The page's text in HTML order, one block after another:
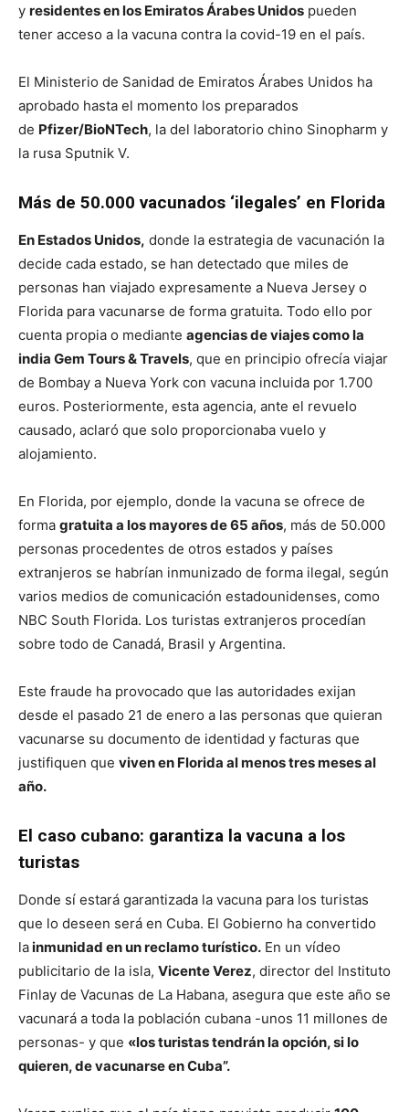
y residentes en los Emiratos Árabes Unidos pueden
tener acceso a la vacuna contra la covid-19 en el país.
El Ministerio de Sanidad de Emiratos Árabes Unidos ha
aprobado hasta el momento los preparados
de Pfizer/BioNTech, la del laboratorio chino Sinopharm y
la rusa Sputnik V.
Más de 50.000 vacunados ‘ilegales’ en Florida
En Estados Unidos, donde la estrategia de vacunación la
decide cada estado, se han detectado que miles de
personas han viajado expresamente a Nueva Jersey o
Florida para vacunarse de forma gratuita. Todo ello por
cuenta propia o mediante agencias de viajes como la
india Gem Tours & Travels, que en principio ofrecía viajar
de Bombay a Nueva York con vacuna incluida por 1.700
euros. Posteriormente, esta agencia, ante el revuelo
causado, aclaró que solo proporcionaba vuelo y
alojamiento.
En Florida, por ejemplo, donde la vacuna se ofrece de
forma gratuita a los mayores de 65 años, más de 50.000
personas procedentes de otros estados y países
extranjeros se habrían inmunizado de forma ilegal, según
varios medios de comunicación estadounidenses, como
NBC South Florida. Los turistas extranjeros procedían
sobre todo de Canadá, Brasil y Argentina.
Este fraude ha provocado que las autoridades exijan
desde el pasado 21 de enero a las personas que quieran
vacunarse su documento de identidad y facturas que
justifiquen que viven en Florida al menos tres meses al
año.
El caso cubano: garantiza la vacuna a los
turistas
Donde sí estará garantizada la vacuna para los turistas
que lo deseen será en Cuba. El Gobierno ha convertido
lainmunidad en un reclamo turístico. En un vídeo
publicitario de la isla, Vicente Verez, director del Instituto
Finlay de Vacunas de La Habana, asegura que este año se
vacunará a toda la población cubana -unos 11 millones de
personas- y que «los turistas tendrán la opción, si lo
quieren, de vacunarse en Cuba”.